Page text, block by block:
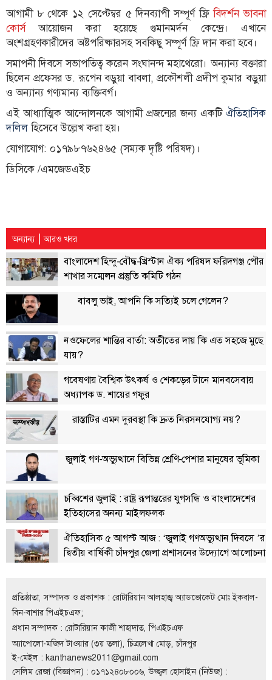
ভিডিও
আর্কাইভ
পুরানো
আর্কাইভ
আগামী ৮ থেকে ১২ সেপ্টেম্বর ৫ দিনব্যাপী সম্পূর্ণ ফ্রিবিদর্শন ভাবনা
কোর্সআয়োজন করা হয়েছে গুমানমর্দন কেন্দ্রে। এখানে
অংশগ্রহণকারীদের অষ্টপরিষ্কারসহ সবকিছু সম্পূর্ণ ফ্রি দান করা হবে।
সমাপনী দিবসে সভাপতিত্ব করেন সংঘানন্দ মহাথেরো। অন্যান্য বক্তারা
ছিলেন প্রফেসর ড. রূপেন বড়ুয়া বাবলা, প্রকৌশলী প্রদীপ কুমার বড়ুয়া
ও অন্যান্য গণ্যমান্য ব্যক্তিবর্গ।
এই আধ্যাত্মিক আন্দোলনকে আগামী প্রজন্মের জন্য একটি ঐতিহাসিক
দলিলহিসেবে উল্লেখ করা হয়।
যোগাযোগ: ০১৭৯৮৭৬২৪৬৫ (সম্যক দৃষ্টি পরিষদ)।
ডিসিকে /এমজেডএইচ
অন্যান্য | আরও খবর
বাংলাদেশ হিন্দু-বৌদ্ধ-খ্রিস্টান ঐক্য পরিষদ ফরিদগঞ্জ পৌর
শাখার সম্মেলন প্রস্তুতি কমিটি গঠন
বাবলু ভাই, আপনি কি সত্যিই চলে গেলেন?
নওফেলের শান্তির বার্তা: অতীতের দায় কি এত সহজে মুছে
যায়?
গবেষণায় বৈশ্বিক উৎকর্ষ ও শেকড়ের টানে মানবসেবায়
অধ্যাপক ড. শায়ের গফুর
রাস্তাটির এমন দুরবস্থা কি দ্রুত নিরসনযোগ্য নয়?
জুলাই গণ-অভ্যুত্থানে বিভিন্ন শ্রেণি-পেশার মানুষের ভূমিকা
চব্বিশের জুলাই : রাষ্ট্র রূপান্তরের যুগসন্ধি ও বাংলাদেশের
ইতিহাসের অনন্য মাইলফলক
ঐতিহাসিক ৫ আগস্ট আজ : ‘জুলাই গণঅভ্যুত্থান দিবসে ’র
দ্বিতীয় বার্ষিকী চাঁদপুর জেলা প্রশাসনের উদ্যোগে আলোচনা
প্রতিষ্ঠাতা, সম্পাদক ও প্রকাশক : রোটারিয়ান আলহাজ্ব অ্যাডভোকেট মোঃ ইকবাল-
বিন-বাশার পিএইচএফ;
প্রধান সম্পাদক : রোটারিয়ান কাজী শাহাদাত, পিএইচএফ
অ্যাপোলো-মজিদ টাওয়ার (৩য় তলা), চিত্রলেখা মোড়, চাঁদপুর
ই-মেইল : kanthanews2011@gmail.com
সেলিম রেজা (বিজ্ঞাপন) : ০১৭১২৪০৮০০৬, উজ্জ্বল হোসাইন (নিউজ) :